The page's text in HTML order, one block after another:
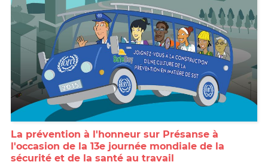
La prévention à l'honneur sur Présanse à
l'occasion de la 13e journée mondiale de la
sécurité et de la santé au travail